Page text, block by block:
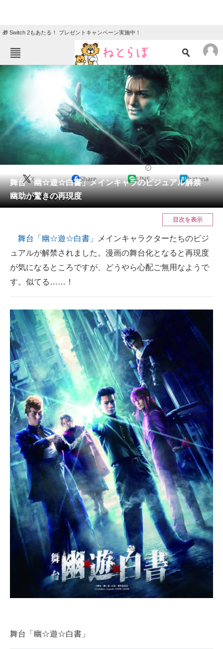
🎁 Switch 2もあたる！ プレゼントキャンペーン実施中！
ねとらぼメニュー
TOP ニュース
エンタメ クイズ
グルメ 地域
教育・育児
リサーチ
会員記事
メディア
スマホと通信の最新トレンド
進化するPCとデバイスの未来
好きが集まる 比べて選べる
ビジネスと働き方のヒント
AI活用のいまが分かる
企業ITのトレンドを詳説
経営リーダーのコミュニティ
マーケ×ITの今がよく分かる
ITエンジニア向け専門サイト
企業向けIT製品の総合サイト
IT製品の技術・比較・事例
製造業のIT導入・活用を支援
モノづくり技術者専門サイト
エレクトロニクス専門サイト
電子設計の基本と応用
エネルギーの専門メディア
ちょっと気になるネットの話題
舞台「幽☆遊☆白書」メインキャラのビジュアル解禁
幽助が驚きの再現度
X Share LINE hatena
これは期待できそう。
目次を表示
舞台「幽☆遊☆白書」
メインキャラクターたちのビジ
ュアルが解禁されました。漫画の舞台化となると再現度
が気になるところですが、どうやら心配ご無用なようで
す。似てる……！
舞台「幽☆遊☆白書」